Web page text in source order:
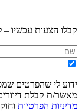
קבלו הצעות עכשיו –
ידוע לי שהפרטים
מאשר/ת קבלת
מדיניות הפרטיות